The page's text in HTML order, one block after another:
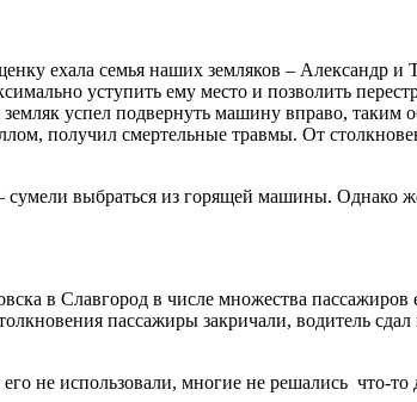
ехала семья наших земляков –
уступить ему место и позволить
успел подвернуть машину вправо, таким
получил смертельные травмы. От
выбраться из горящей машины. Однако
в Славгород в числе множества
пассажиры закричали, водитель
не использовали, многие не решались что-